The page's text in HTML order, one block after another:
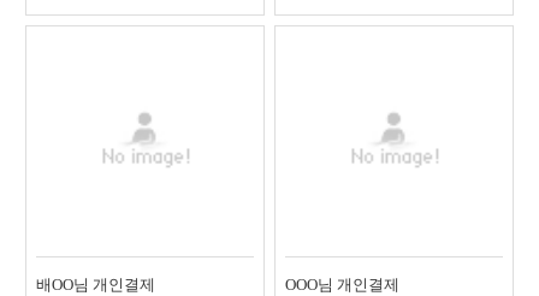
배OO님 개인결제 OOO님 개인결제